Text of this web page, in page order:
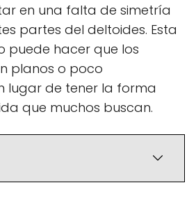
en una falta de simetría
partes del deltoides. Esta
puede hacer que los
planos o poco
lugar de tener la forma
que muchos buscan.